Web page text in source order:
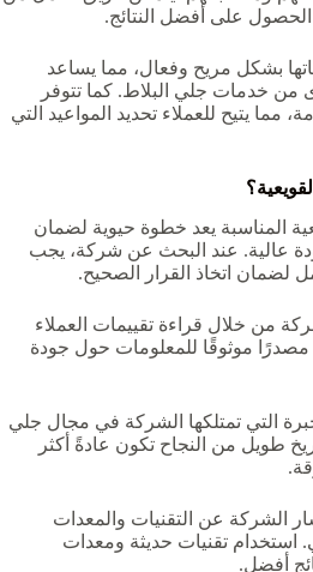
الحصول على أفضل النتائج.
بشكل مريح وفعال، مما يساعد
من خدمات جلي البلاط. كما تتوفر
مما يتيح للعملاء تحديد المواعيد التي
المناسبة يعد خطوة حيوية لضمان
عالية. عند البحث عن شركة، يجب
لضمان اتخاذ القرار الصحيح.
من خلال قراءة تقييمات العملاء
مصدرًا موثوقًا للمعلومات حول جودة
التي تمتلكها الشركة في مجال جلي
طويل من النجاح تكون عادةً أكثر
الشركة عن التقنيات والمعدات
استخدام تقنيات حديثة ومعدات
أفضل.